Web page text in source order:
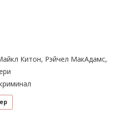
Китон, Рэйчел МакАдамс,